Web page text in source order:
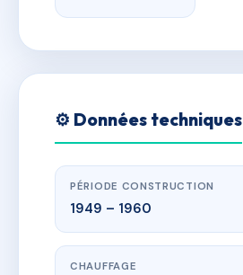
⚙️ Données techniques
PÉRIODE CONSTRUCTION
1949 – 1960
CHAUFFAGE